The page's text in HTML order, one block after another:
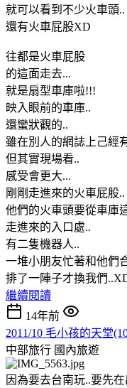
就可以看到不少火車頭..
還有火車屁股XD
往都是火車屁股
的這面走去...
就是扇型車庫啦!!!
映入眼前的車庫..
還蠻狀觀的..
雖在別人的網誌上己經
但其實現場看..
感受會更大...
剛剛走進來的火車屁股..
他們的火車頭要從車庫
走進來的入口處..
有二隻機器人..
一堆小朋友忙著和他們
排了一陣子才換我們
繼續閱讀
14年前
2011/10 毛小孩的天堂
中部旅行 國內旅遊
因為要去台南玩..要先